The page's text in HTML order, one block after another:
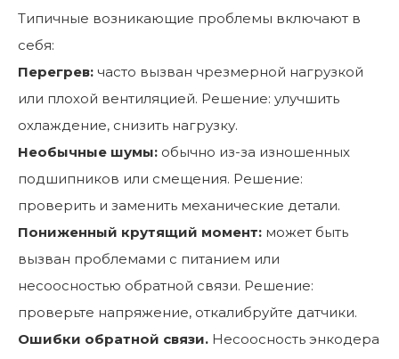
Типичные возникающие проблемы включают в
себя:
Перегрев: часто вызван чрезмерной нагрузкой
или плохой вентиляцией. Решение: улучшить
охлаждение, снизить нагрузку.
Необычные шумы: обычно из-за изношенных
подшипников или смещения. Решение:
проверить и заменить механические детали.
Пониженный крутящий момент: может быть
вызван проблемами с питанием или
несоосностью обратной связи. Решение:
проверьте напряжение, откалибруйте датчики.
Ошибки обратной связи. Несоосность энкодера